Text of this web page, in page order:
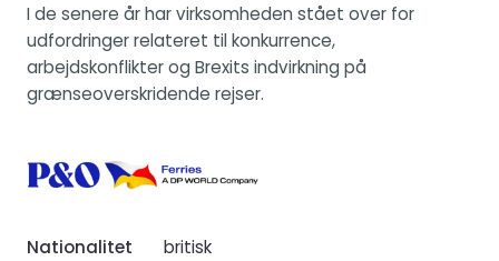
I de senere år har virksomheden stået over for
udfordringer relateret til konkurrence,
arbejdskonflikter og Brexits indvirkning på
grænseoverskridende rejser.
Nationalitet
britisk